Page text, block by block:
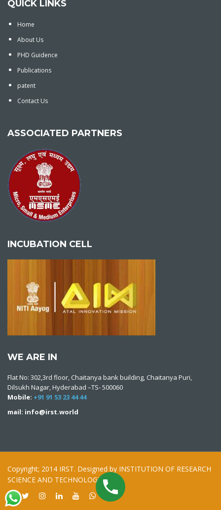
QUICK LINKS
Home
About Us
PHD Guidence
Publications
patent
Contact Us
ASSOCIATED PARTNERS
INCUBATION CELL
WE ARE IN
Flat No: 302,3rd floor, Chaitanya bank building, Chaitanya Puri,
Dilsukh Nagar, Hyderabad –TS- 500060
Mobile: +91 91 53 23 44 44
mail: info@irst.world
Copyright; 2014 IRST. Designed by INSTITUTION OF RESEARCH
SCIENCE AND TECHNOLOGY